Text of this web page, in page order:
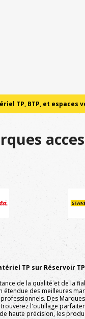
TP, BTP, et espaces
TP sur Réservoir TP
de la qualité et de la
des meilleures
Des
l'outillage
haute précision, les